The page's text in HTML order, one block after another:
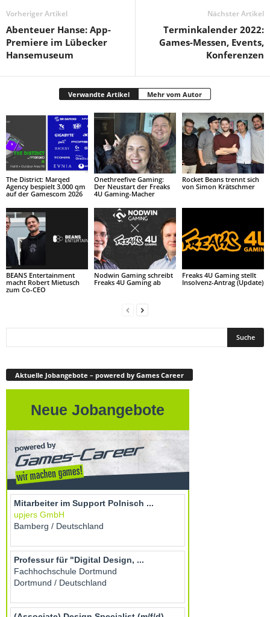
Vorheriger Artikel
Abenteuer Hanse: App-
Premiere im Lübecker
Hansemuseum
Nächster Artikel
Terminkalender 2022:
Games-Messen, Events,
Konferenzen
Verwandte Artikel Mehr vom Autor
The District: Marqed
Agency bespielt 3.000 qm
auf der Gamescom 2026
Onethreefive Gaming:
Der Neustart der Freaks
4U Gaming-Macher
Rocket Beans trennt sich
von Simon Krätschmer
BEANS Entertainment
macht Robert Mietusch
zum Co-CEO
Nodwin Gaming schreibt
Freaks 4U Gaming ab
Freaks 4U Gaming stellt
Insolvenz-Antrag (Update)
Aktuelle Jobangebote – powered by Games Career